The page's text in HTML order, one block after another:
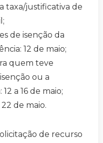
taxa/justificativa de
de isenção da
12 de maio;
quem teve
ou a
a 16 de maio;
de maio.
de recurso